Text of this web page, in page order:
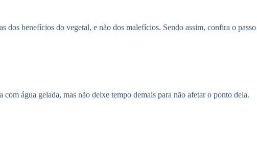
dos benefícios do vegetal, e não dos malefícios. Sendo assim, confira o passo
água gelada, mas não deixe tempo demais para não afetar o ponto dela.